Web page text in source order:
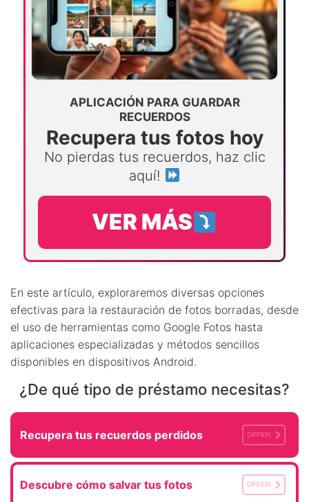
APLICACIÓN PARA GUARDAR
RECUERDOS
Recupera tus fotos hoy
No pierdas tus recuerdos, haz clic
aquí!
VER MÁS
En este artículo, exploraremos diversas opciones
efectivas para la restauración de fotos borradas, desde
el uso de herramientas como Google Fotos hasta
aplicaciones especializadas y métodos sencillos
disponibles en dispositivos Android.
¿De qué tipo de préstamo necesitas?
Recupera tus recuerdos perdidos OFFEN
Descubre cómo salvar tus fotos OFFEN